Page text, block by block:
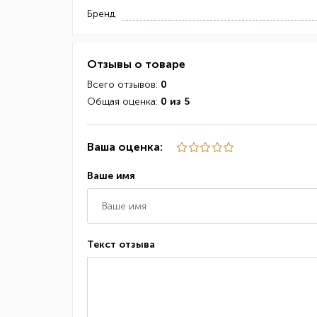
Бренд
Отзывы о товаре
Всего отзывов: 0
Общая оценка: 0 из 5
Ваша оценка:
Ваше имя
Текст отзыва